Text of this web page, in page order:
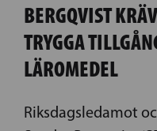
BERGQVIST
TRYGGA
LÄROMEDEL
Riksdagsledamot